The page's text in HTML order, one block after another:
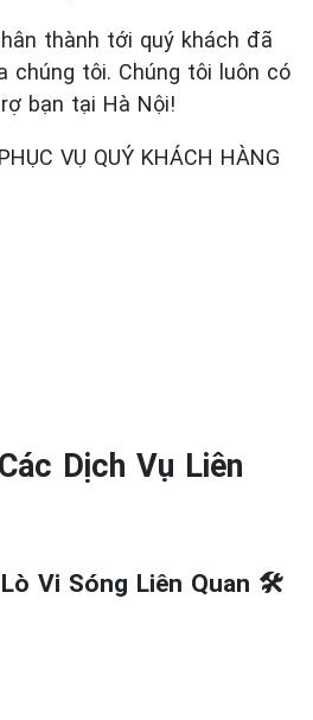
thành tới quý khách đã
chúng tôi. Chúng tôi luôn có
bạn tại Hà Nội!
VỤ QUÝ KHÁCH HÀNG
Dịch Vụ Liên
Vi Sóng Liên Quan 🛠️